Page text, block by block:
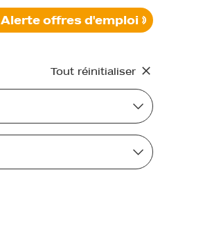
Alerte offres d'emploi
Tout réinitialiser